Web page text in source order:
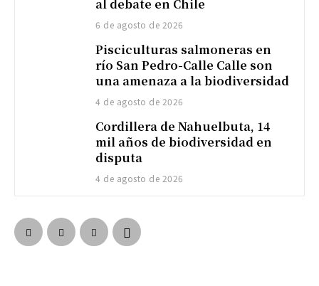
al debate en Chile
6 de agosto de 2026
Pisciculturas salmoneras en
río San Pedro-Calle Calle son
una amenaza a la biodiversidad
4 de agosto de 2026
Cordillera de Nahuelbuta, 14
mil años de biodiversidad en
disputa
4 de agosto de 2026